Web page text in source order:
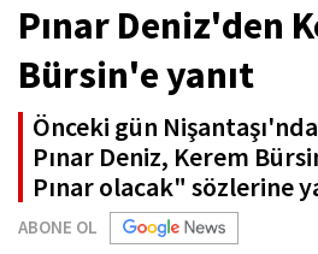
Pınar Deniz'den
Bürsin'e yanıt
Önceki gün
Pınar Deniz, Kerem
Pınar olacak" sözlerine
ABONE OL